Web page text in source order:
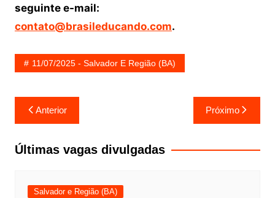
seguinte e-mail:
contato@brasileducando.com.
11/07/2025 - Salvador E Região (BA)
Navegação
de
Post
Anterior Próximo
Últimas vagas divulgadas
Salvador e Região (BA)